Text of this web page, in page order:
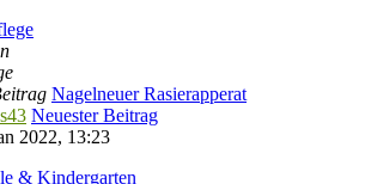
Nagelneuer Rasierapperat
Neuester Beitrag
2022, 13:23
& Kindergarten